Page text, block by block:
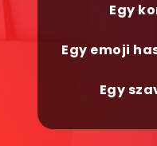
Egy
Egy emoji
Egy